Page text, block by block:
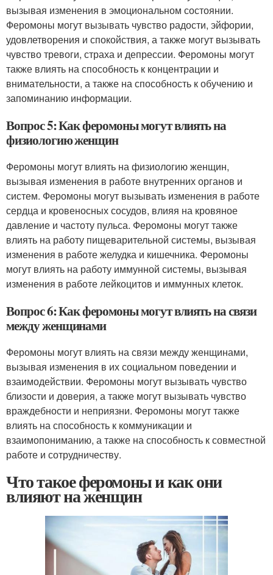
вызывая изменения в эмоциональном состоянии.
Феромоны могут вызывать чувство радости, эйфории,
удовлетворения и спокойствия, а также могут вызывать
чувство тревоги, страха и депрессии. Феромоны могут
также влиять на способность к концентрации и
внимательности, а также на способность к обучению и
запоминанию информации.
Вопрос 5: Как феромоны могут влиять на
физиологию женщин
Феромоны могут влиять на физиологию женщин,
вызывая изменения в работе внутренних органов и
систем. Феромоны могут вызывать изменения в работе
сердца и кровеносных сосудов, влияя на кровяное
давление и частоту пульса. Феромоны могут также
влиять на работу пищеварительной системы, вызывая
изменения в работе желудка и кишечника. Феромоны
могут влиять на работу иммунной системы, вызывая
изменения в работе лейкоцитов и иммунных клеток.
Вопрос 6: Как феромоны могут влиять на связи
между женщинами
Феромоны могут влиять на связи между женщинами,
вызывая изменения в их социальном поведении и
взаимодействии. Феромоны могут вызывать чувство
близости и доверия, а также могут вызывать чувство
враждебности и неприязни. Феромоны могут также
влиять на способность к коммуникации и
взаимопониманию, а также на способность к совместной
работе и сотрудничеству.
Что такое феромоны и как они
влияют на женщин